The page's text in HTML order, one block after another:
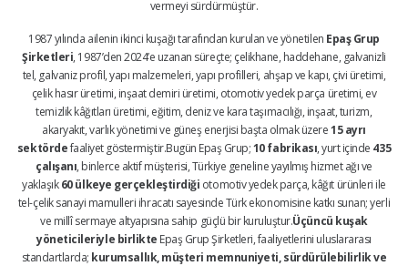
vermeyi sürdürmüştür.
1987 yılında ailenin ikinci kuşağı tarafından kurulan ve yönetilen Epaş Grup
Şirketleri, 1987’den 2024’e uzanan süreçte; çelikhane, haddehane, galvanizli
tel, galvaniz profil, yapı malzemeleri, yapı profilleri, ahşap ve kapı, çivi üretimi,
çelik hasır üretimi, inşaat demiri üretimi, otomotiv yedek parça üretimi, ev
temizlik kâğıtları üretimi, eğitim, deniz ve kara taşımacılığı, inşaat, turizm,
akaryakıt, varlık yönetimi ve güneş enerjisi başta olmak üzere15 ayrı
sektördefaaliyet göstermiştir.Bugün Epaş Grup;10 fabrikası, yurt içinde 435
çalışanı, binlerce aktif müşterisi, Türkiye geneline yayılmış hizmet ağı ve
yaklaşık60 ülkeye gerçekleştirdiği otomotiv yedek parça, kâğıt ürünleri ile
tel-çelik sanayi mamulleri ihracatı sayesinde Türk ekonomisine katkı sunan; yerli
ve millî sermaye altyapısına sahip güçlü bir kuruluştur.Üçüncü kuşak
yöneticileriyle birlikte Epaş Grup Şirketleri, faaliyetlerini uluslararası
standartlarda; kurumsallık, müşteri memnuniyeti, sürdürülebilirlik ve